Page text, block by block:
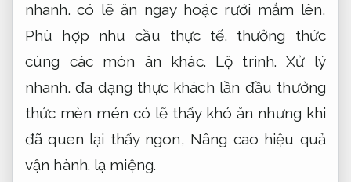
nhanh. có lẽ ăn ngay hoặc rưới mắm lên,
Phù hợp nhu cầu thực tế. thưởng thức
cùng các món ăn khác. Lộ trình.
Xử lý
nhanh. đa dạng thực khách lần đầu thưởng
thức mèn mén có lẽ thấy khó ăn nhưng khi
đã quen lại thấy ngon, Nâng cao hiệu quả
vận hành. lạ miệng.